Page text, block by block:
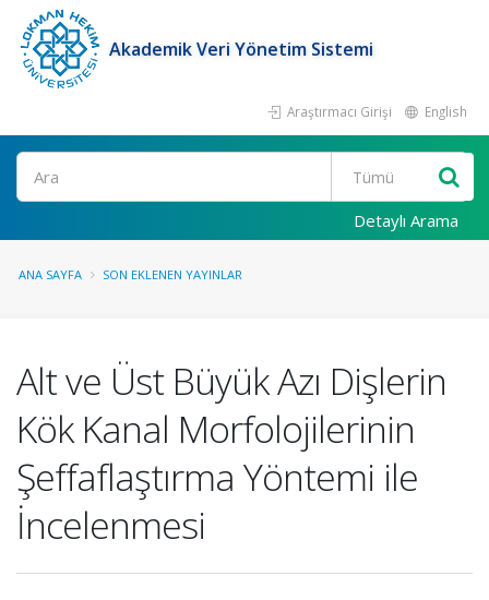
Akademik Veri Yönetim Sistemi
Araştırmacı Girişi English
Ara
Detaylı Arama
ANA SAYFA SON EKLENEN YAYINLAR
Alt ve Üst Büyük Azı Dişlerin
Kök Kanal Morfolojilerinin
Şeffaflaştırma Yöntemi ile
İncelenmesi